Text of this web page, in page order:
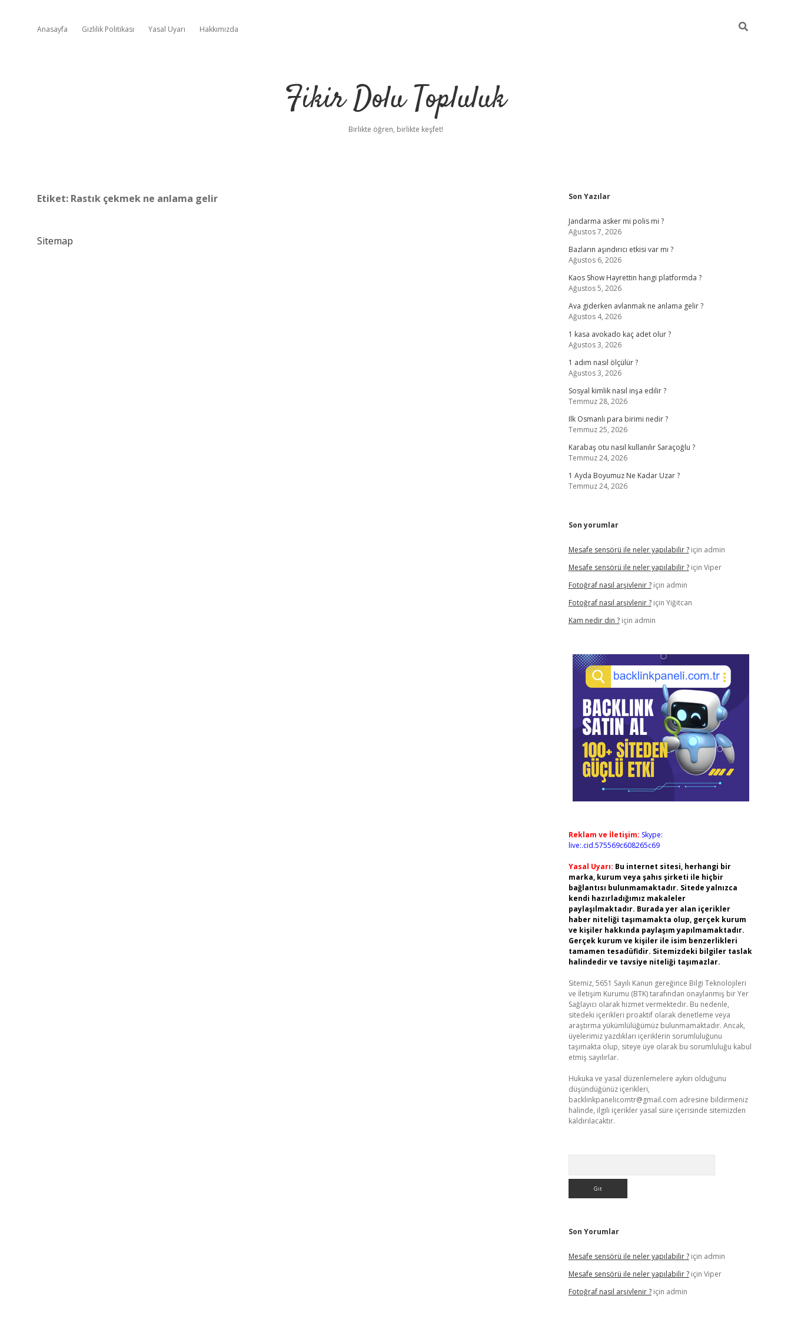
Anasayfa Gizlilik Politikası Yasal Uyarı Hakkımızda
Fikir Dolu Topluluk
Birlikte öğren, birlikte keşfet!
Etiket: Rastık çekmek ne anlama gelir
Sitemap
Sidebar
Son Yazılar
Jandarma asker mi polis mi ?
Ağustos 7, 2026
Bazların aşındırıcı etkisi var mı ?
Ağustos 6, 2026
Kaos Show Hayrettin hangi platformda ?
Ağustos 5, 2026
Ava giderken avlanmak ne anlama gelir ?
Ağustos 4, 2026
1 kasa avokado kaç adet olur ?
Ağustos 3, 2026
1 adım nasıl ölçülür ?
Ağustos 3, 2026
Sosyal kimlik nasıl inşa edilir ?
Temmuz 28, 2026
Ilk Osmanlı para birimi nedir ?
Temmuz 25, 2026
Karabaş otu nasıl kullanılır Saraçoğlu ?
Temmuz 24, 2026
1 Ayda Boyumuz Ne Kadar Uzar ?
Temmuz 24, 2026
Son yorumlar
Mesafe sensörü ile neler yapılabilir ?için admin
Mesafe sensörü ile neler yapılabilir ?için Viper
Fotoğraf nasıl arşivlenir ?için admin
Fotoğraf nasıl arşivlenir ?için Yiğitcan
Kam nedir din ?için admin
Reklam ve İletişim: Skype:
live:.cid.575569c608265c69
Yasal Uyarı: Bu internet sitesi, herhangi bir
marka, kurum veya şahıs şirketi ile hiçbir
bağlantısı bulunmamaktadır. Sitede yalnızca
kendi hazırladığımız makaleler
paylaşılmaktadır. Burada yer alan içerikler
haber niteliği taşımamakta olup, gerçek kurum
ve kişiler hakkında paylaşım yapılmamaktadır.
Gerçek kurum ve kişiler ile isim benzerlikleri
tamamen tesadüfidir. Sitemizdeki bilgiler taslak
halindedir ve tavsiye niteliği taşımazlar.
Sitemiz, 5651 Sayılı Kanun gereğince Bilgi Teknolojileri
ve İletişim Kurumu (BTK) tarafından onaylanmış bir Yer
Sağlayıcı olarak hizmet vermektedir. Bu nedenle,
sitedeki içerikleri proaktif olarak denetleme veya
araştırma yükümlülüğümüz bulunmamaktadır. Ancak,
üyelerimiz yazdıkları içeriklerin sorumluluğunu
taşımakta olup, siteye üye olarak bu sorumluluğu kabul
etmiş sayılırlar.
Hukuka ve yasal düzenlemelere aykırı olduğunu
düşündüğünüz içerikleri,
backlinkpanelicomtr@gmail.com adresine bildirmeniz
halinde, ilgili içerikler yasal süre içerisinde sitemizden
kaldırılacaktır.
Son Yorumlar
Mesafe sensörü ile neler yapılabilir ?için admin
Mesafe sensörü ile neler yapılabilir ?için Viper
Fotoğraf nasıl arşivlenir ?için admin